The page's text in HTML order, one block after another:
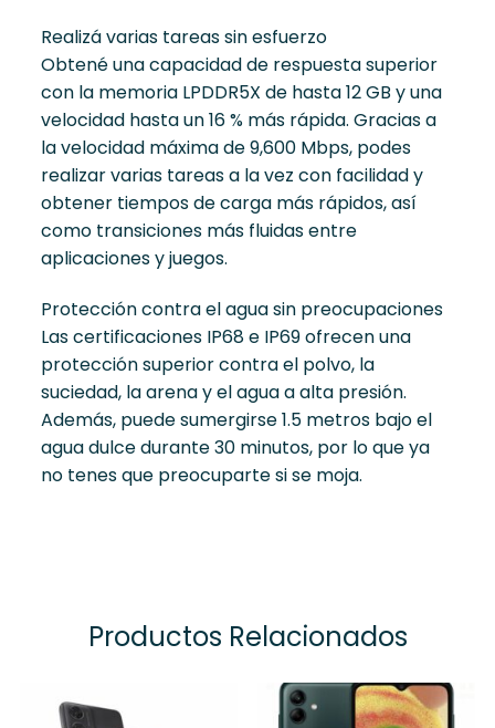
Realizá varias tareas sin esfuerzo
Obtené una capacidad de respuesta superior
con la memoria LPDDR5X de hasta 12 GB y una
velocidad hasta un 16 % más rápida. Gracias a
la velocidad máxima de 9,600 Mbps, podes
realizar varias tareas a la vez con facilidad y
obtener tiempos de carga más rápidos, así
como transiciones más fluidas entre
aplicaciones y juegos.
Protección contra el agua sin preocupaciones
Las certificaciones IP68 e IP69 ofrecen una
protección superior contra el polvo, la
suciedad, la arena y el agua a alta presión.
Además, puede sumergirse 1.5 metros bajo el
agua dulce durante 30 minutos, por lo que ya
no tenes que preocuparte si se moja.
Productos Relacionados